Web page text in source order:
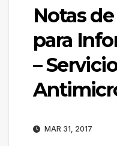
Notas
para
– Servicio
MAR 31, 2017